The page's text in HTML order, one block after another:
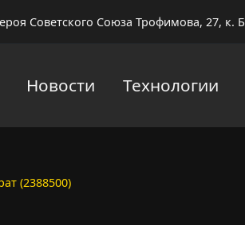
Советского Союза Трофимова, 27, к. Б
Новости Технологии
(2388500)